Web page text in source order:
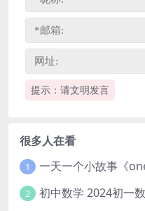
提示：请文明发言
很多人在看
1
2